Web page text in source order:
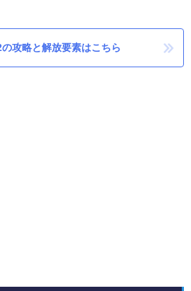
攻略と解放要素はこちら